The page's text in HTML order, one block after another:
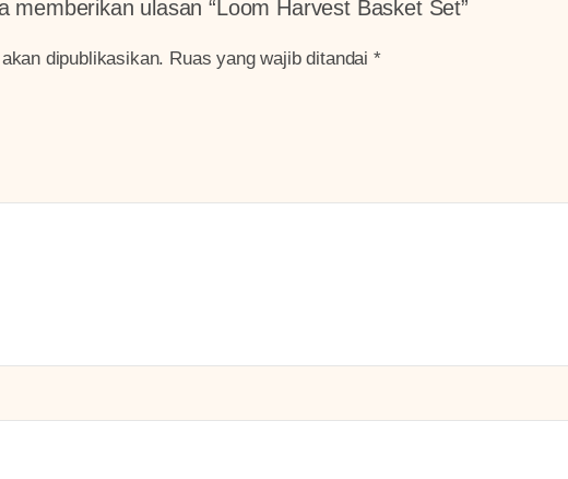
memberikan ulasan “Loom Harvest Basket Set”
dipublikasikan. Ruas yang wajib ditandai *